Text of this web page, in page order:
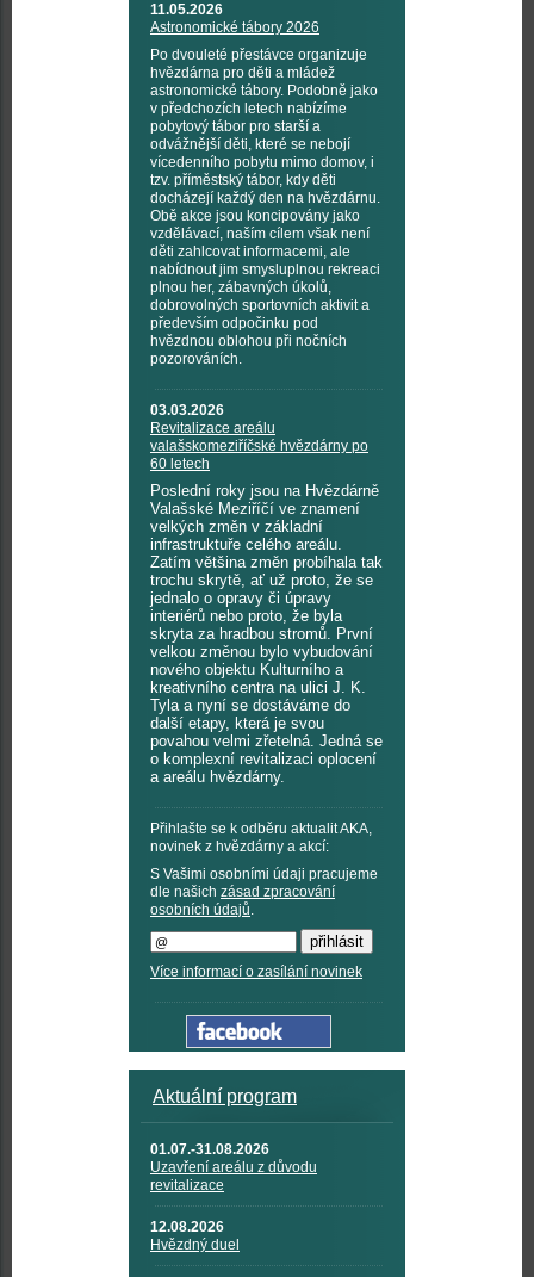
11.05.2026
Astronomické tábory 2026
Po dvouleté přestávce organizuje
hvězdárna pro děti a mládež
astronomické tábory. Podobně jako
v předchozích letech nabízíme
pobytový tábor pro starší a
odvážnější děti, které se nebojí
vícedenního pobytu mimo domov, i
tzv. příměstský tábor, kdy děti
docházejí každý den na hvězdárnu.
Obě akce jsou koncipovány jako
vzdělávací, naším cílem však není
děti zahlcovat informacemi, ale
nabídnout jim smysluplnou rekreaci
plnou her, zábavných úkolů,
dobrovolných sportovních aktivit a
především odpočinku pod
hvězdnou oblohou při nočních
pozorováních.
03.03.2026
Revitalizace areálu
valašskomeziříčské hvězdárny po
60 letech
Poslední roky jsou na Hvězdárně
Valašské Meziříčí ve znamení
velkých změn v základní
infrastruktuře celého areálu.
Zatím většina změn probíhala tak
trochu skrytě, ať už proto, že se
jednalo o opravy či úpravy
interiérů nebo proto, že byla
skryta za hradbou stromů. První
velkou změnou bylo vybudování
nového objektu Kulturního a
kreativního centra na ulici J. K.
Tyla a nyní se dostáváme do
další etapy, která je svou
povahou velmi zřetelná. Jedná se
o komplexní revitalizaci oplocení
a areálu hvězdárny.
Přihlašte se k odběru aktualit AKA,
novinek z hvězdárny a akcí:
S Vašimi osobními údaji pracujeme
dle našich zásad zpracování
osobních údajů.
Více informací o zasílání novinek
Aktuální program
01.07.-31.08.2026
Uzavření areálu z důvodu
revitalizace
12.08.2026
Hvězdný duel